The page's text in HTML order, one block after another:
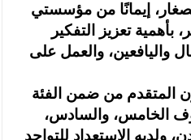
إيمانًا من مؤسستي
تعزيز التفكير
واليافعين، والعمل على
المتقدم من ضمن الفئة
عامًا (صفوف الخامس، والسادس،
ولديه الاستعداد للتواجد